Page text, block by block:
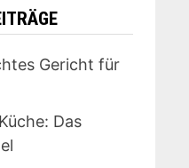
Gericht für
Das